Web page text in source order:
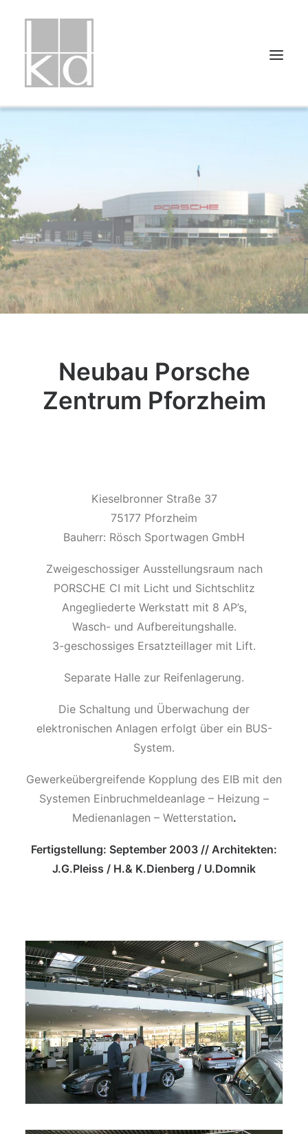
PROJEKTLISTE
ÜBER UNS
PRESSE
KONTAKT
IMPRESSUM
DATENSCHUTZ
Neubau Porsche
Zentrum Pforzheim
Kieselbronner Straße 37
75177 Pforzheim
Bauherr: Rösch Sportwagen GmbH
Zweigeschossiger Ausstellungsraum nach
PORSCHE CI mit Licht und Sichtschlitz
Angegliederte Werkstatt mit 8 AP’s,
Wasch- und Aufbereitungshalle.
3-geschossiges Ersatzteillager mit Lift.
Separate Halle zur Reifenlagerung.
Die Schaltung und Überwachung der
elektronischen Anlagen erfolgt über ein BUS-
System.
Gewerkeübergreifende Kopplung des EIB mit den
Systemen Einbruchmeldeanlage – Heizung –
Medienanlagen – Wetterstation.
Fertigstellung: September 2003 // Architekten:
J.G.Pleiss / H.& K.Dienberg / U.Domnik